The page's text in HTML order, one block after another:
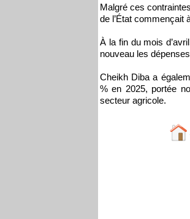
Malgré ces
de l’État commençait
À la fin du mois
nouveau les
Cheikh Diba a
% en 2025, portée
secteur agricole.